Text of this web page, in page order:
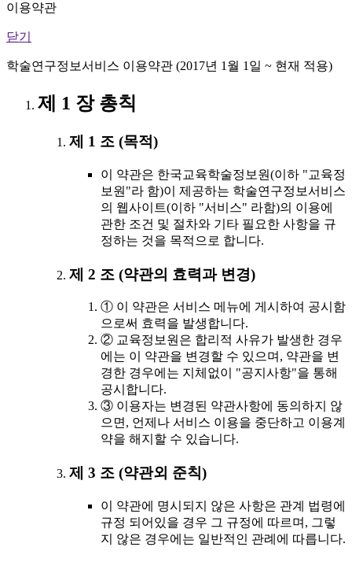
이용약관
닫기
학술연구정보서비스 이용약관 (2017년 1월 1일 ~ 현재 적용)
제 1 장 총칙
제 1 조 (목적)
이 약관은 한국교육학술정보원(이하 "교육정
보원"라 함)이 제공하는 학술연구정보서비스
의 웹사이트(이하 "서비스" 라함)의 이용에
관한 조건 및 절차와 기타 필요한 사항을 규
정하는 것을 목적으로 합니다.
제 2 조 (약관의 효력과 변경)
① 이 약관은 서비스 메뉴에 게시하여 공시함
으로써 효력을 발생합니다.
② 교육정보원은 합리적 사유가 발생한 경우
에는 이 약관을 변경할 수 있으며, 약관을 변
경한 경우에는 지체없이 "공지사항"을 통해
공시합니다.
③ 이용자는 변경된 약관사항에 동의하지 않
으면, 언제나 서비스 이용을 중단하고 이용계
약을 해지할 수 있습니다.
제 3 조 (약관외 준칙)
이 약관에 명시되지 않은 사항은 관계 법령에
규정 되어있을 경우 그 규정에 따르며, 그렇
지 않은 경우에는 일반적인 관례에 따릅니다.